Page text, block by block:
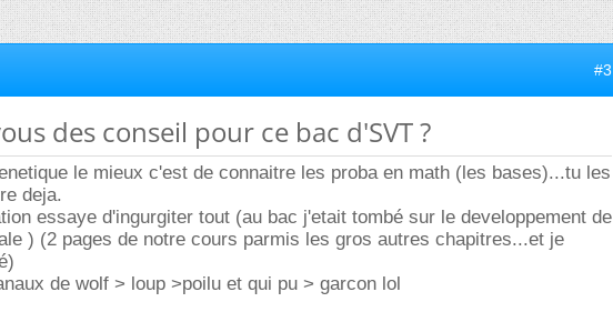
#3
des conseil pour ce bac d'SVT ?
le mieux c'est de connaitre les proba en math (les bases)...tu les
deja.
essaye d'ingurgiter tout (au bac j'etait tombé sur le developpement de
) (2 pages de notre cours parmis les gros autres chapitres...et je
de wolf > loup >poilu et qui pu > garcon lol